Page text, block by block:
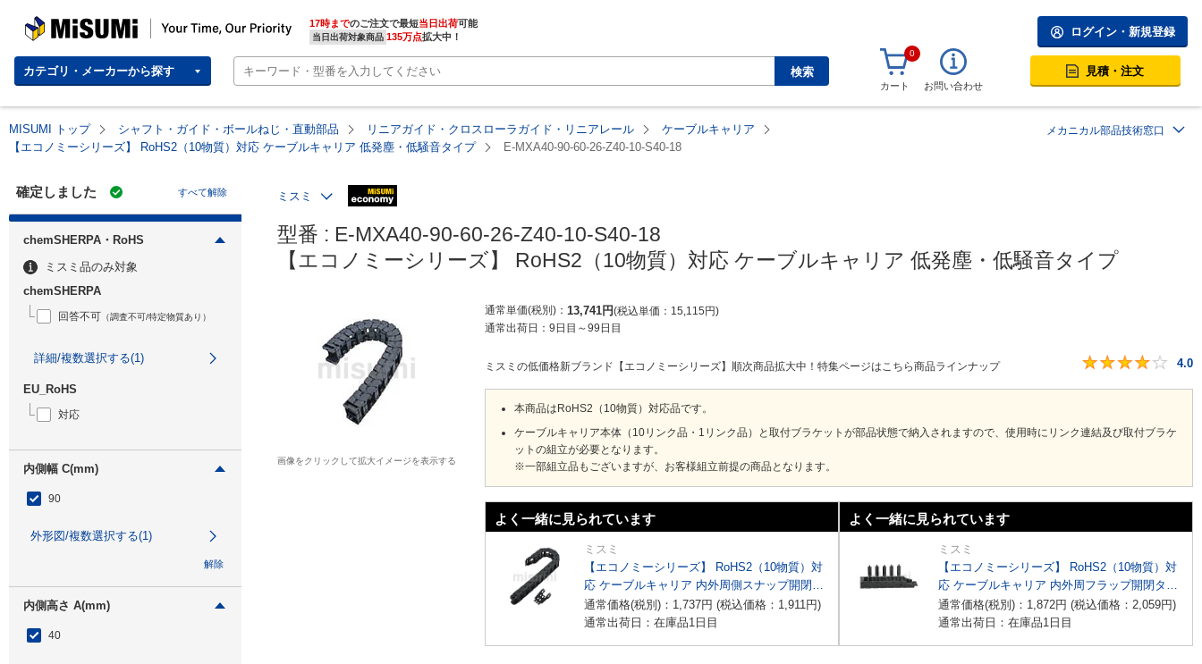
MISUMI | Your Time, Our Priority 17時までのご注文で最短当日出荷
当日出荷対象商品 135万点拡大中！
カテゴリ・メーカーから探す 検索
ログイン・新規登録
0
カート お問い合わせ
見積・注文
MISUMI トップ シャフト・ガイド・ボールねじ・直動部品 リニアガイド・クロスローラガイド・リニアレール
ケーブルキャリア
【エコノミーシリーズ】 RoHS2（10物質）対応 ケーブルキャリア 低発塵・低騒音タイプ
E-MXA40-90-60-26-Z40-10-S40-18
メカニカル部品技術窓口
確定しました すべて解除
chemSHERPA・RoHS
ミスミ品のみ対象
chemSHERPA
回答不可 （調査不可/特定物質あり）
詳細/複数選択する(1)
EU_RoHS
対応
内側幅 C(mm)
90
外形図/複数選択する(1)
解除
内側高さ A(mm)
40
ミスミ
型番 : E-MXA40-90-60-26-Z40-10-S40-18
【エコノミーシリーズ】 RoHS2（10物質）対応 ケーブルキャリア 低発塵・低騒音タイプ
画像をクリックして拡大イメージを表示する
通常単価(税別) 13,741円 税込単価 15,115円
通常出荷日： 9日目 ～99日目
ミスミの低価格新ブランド【エコノミーシリーズ】順次商品拡大中！特集ページはこちら商品ラインナップ 4.0
本商品はRoHS2（10物質）対応品です。
ケーブルキャリア本体（10リンク品・1リンク品）と取付ブラケットが部品状態で納入されますので、使用時にリンク連結及び取付ブラケ
ットの組立が必要となります。
※一部組立品もございますが、お客様組立前提の商品となります。
よく一緒に見られています
ミスミ
【エコノミーシリーズ】 RoHS2（10物質）対
応 ケーブルキャリア 内外周側スナップ開閉タ
イプ
通常価格(税別)： 1,737円 (税込価格： 1,911円)
通常出荷日：在庫品1日目
よく一緒に見られています
ミスミ
【エコノミーシリーズ】 RoHS2（10物質）対
応 ケーブルキャリア 内外周フラップ開閉タイ
プ
通常価格(税別)： 1,872円 (税込価格： 2,059円)
通常出荷日：在庫品1日目